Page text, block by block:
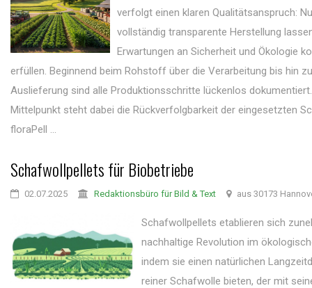
verfolgt einen klaren Qualitätsanspruch:
vollständig transparente Herstellung
Erwartungen an Sicherheit und Ökologie
erfüllen. Beginnend beim Rohstoff über die Verarbeitung bis hin
Auslieferung sind alle Produktionsschritte lückenlos
Mittelpunkt steht dabei die Rückverfolgbarkeit der eingesetzten
floraPell ...
Schafwollpellets für Biobetriebe
02.07.2025 Redaktionsbüro für Bild & Text aus 30173
Schafwollpellets etablieren sich
nachhaltige Revolution im
indem sie einen natürlichen
reiner Schafwolle bieten, der mit